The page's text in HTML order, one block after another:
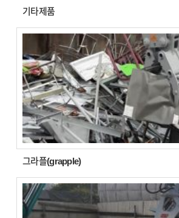
기타제품
그라플(grapple)